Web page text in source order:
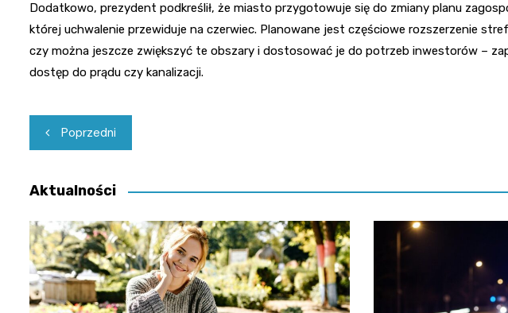
Dodatkowo, prezydent podkreślił, że miasto przygotowuje się do zmiany planu
której uchwalenie przewiduje na czerwiec. Planowane jest częściowe rozszerzenie
czy można jeszcze zwiększyć te obszary i dostosować je do potrzeb inwestorów –
dostęp do prądu czy kanalizacji.
Nawigacja
wpisu
Poprzedni
Aktualności